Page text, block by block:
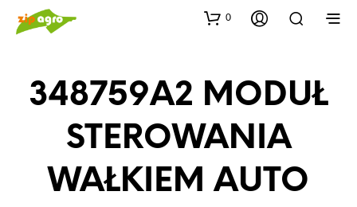
0
348759A2 MODUŁ
STEROWANIA
WAŁKIEM AUTO